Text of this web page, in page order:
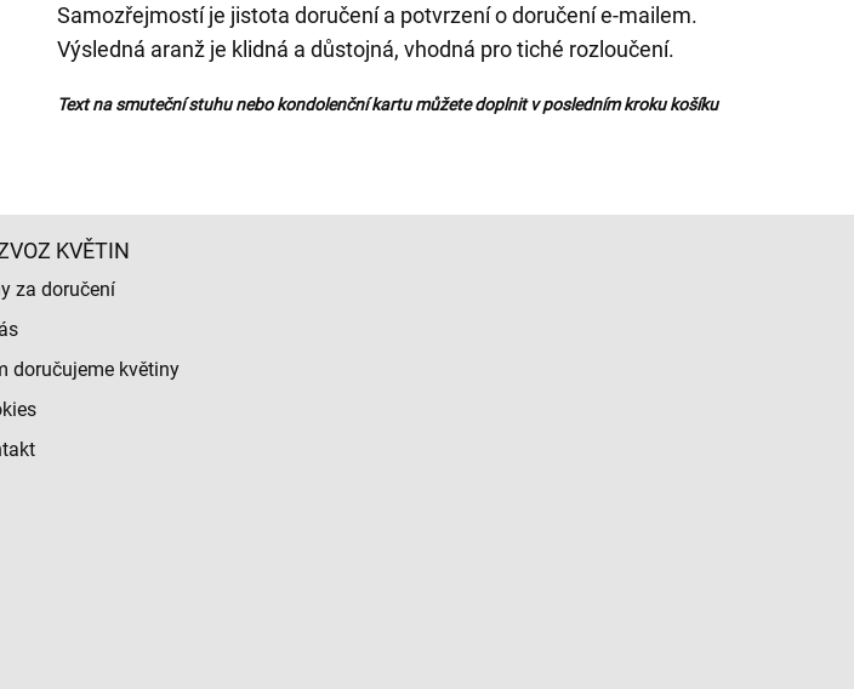
Samozřejmostí je jistota doručení a potvrzení o doručení e-mailem.
Výsledná aranž je klidná a důstojná, vhodná pro tiché rozloučení.
Text na smuteční stuhu nebo kondolenční kartu můžete doplnit v posledním kroku košíku
KVĚTIN
za doručení
doručujeme květiny